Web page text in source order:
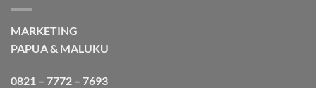
MARKETING
PAPUA & MALUKU
0821 – 7772 – 7693